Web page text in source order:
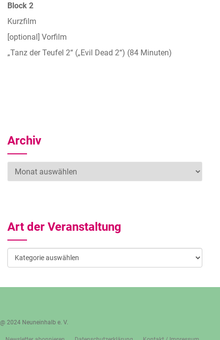
Block 2
Kurzfilm
[optional] Vorfilm
„Tanz der Teufel 2“ („Evil Dead 2“) (84 Minuten)
Archiv
Archiv
Art der Veranstaltung
Art
Veranstaltung
@ 2024 Neuneinhalb e. V.